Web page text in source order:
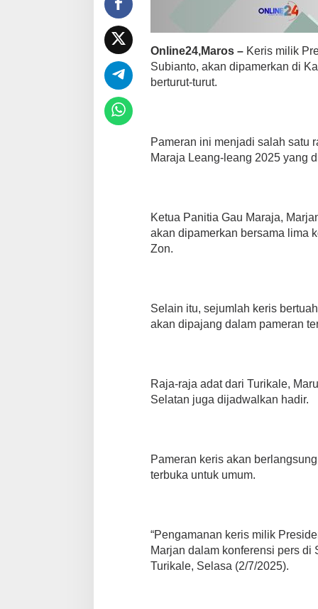
a
m
d
i
s
Online24,Maros –Keris milik
Subianto, akan dipamerkan di
berturut-turut.
Pameran ini menjadi salah satu
Maraja Leang-leang 2025 yang
Ketua Panitia Gau Maraja,
akan dipamerkan bersama lima
Zon.
Selain itu, sejumlah keris
akan dipajang dalam pameran
Raja-raja adat dari Turikale,
Selatan juga dijadwalkan hadir.
Pameran keris akan
terbuka untuk umum.
“Pengamanan keris milik
Marjan dalam konferensi pers di
Turikale, Selasa (2/7/2025).